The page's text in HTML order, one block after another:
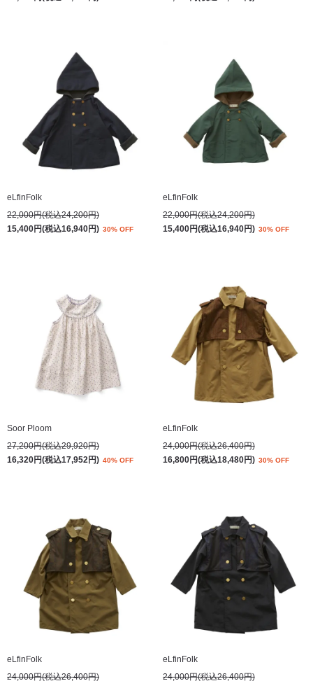
eLfinFolk
22,000円(税込24,200円)
15,400円(税込16,940円) 30% OFF
eLfinFolk
22,000円(税込24,200円)
15,400円(税込16,940円) 30% OFF
Soor Ploom
27,200円(税込29,920円)
16,320円(税込17,952円) 40% OFF
eLfinFolk
24,000円(税込26,400円)
16,800円(税込18,480円) 30% OFF
eLfinFolk
24,000円(税込26,400円)
eLfinFolk
24,000円(税込26,400円)